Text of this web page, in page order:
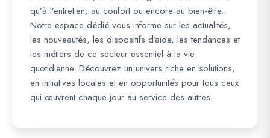
qu’à l’entretien, au confort ou encore au bien-être.
Notre espace dédié vous informe sur les actualités,
les nouveautés, les dispositifs d’aide, les tendances et
les métiers de ce secteur essentiel à la vie
quotidienne. Découvrez un univers riche en solutions,
en initiatives locales et en opportunités pour tous ceux
qui œuvrent chaque jour au service des autres.